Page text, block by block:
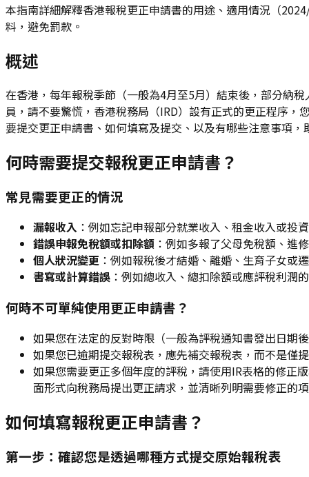
本指南詳細解釋香港報稅更正申請書的用途、適用情況（
料，避免罰款。
概述
在香港，每年報稅季節（一般為4月至5月）結束後，部分納
員，請不要驚慌，香港稅務局（IRD）設有正式的更正程序，
要提交更正申請書、如何填寫及提交、以及有哪些注意事項
何時需要提交報稅更正申請書？
常見需要更正的情況
漏報收入 ：例如忘記申報部分就業收入、租金收入或投
錯誤申報免稅額或扣除額 ：例如多報了父母免稅額、進
個人狀況變更 ：例如報稅後才結婚、離婚、生育子女或
書寫或計算錯誤 ：例如總收入、總扣除額或應評稅利潤
何時不可單純使用更正申請書？
如果您在法定的反對時限（一般為評稅通知書發出日期
如果您已逾期提交報稅表，應先補交報稅表，而不是僅
如果您需要更正多個年度的評稅，請使用IR表格的修正
面形式向稅務局提出更正請求，並清晰列明需要修正的
如何填寫報稅更正申請書？
第一步：確認您是透過哪種方式提交原始報稅表